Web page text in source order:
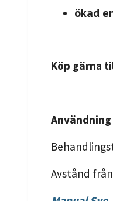
ökad
Köp gärna
Användning
Avstånd